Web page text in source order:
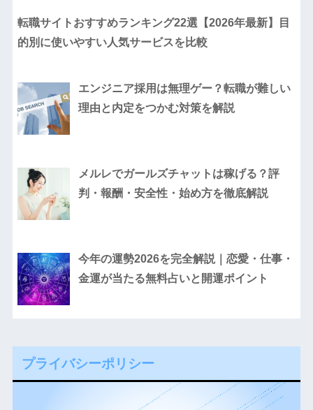
転職サイトおすすめランキング22選【2026年最新】目
的別に使いやすい人気サービスを比較
エンジニア採用は無理ゲー？転職が難しい
理由と内定をつかむ対策を解説
メルレでガールズチャットは稼げる？評
判・報酬・安全性・始め方を徹底解説
今年の運勢2026を完全解説｜恋愛・仕事・
金運が当たる無料占いと開運ポイント
プライバシーポリシー